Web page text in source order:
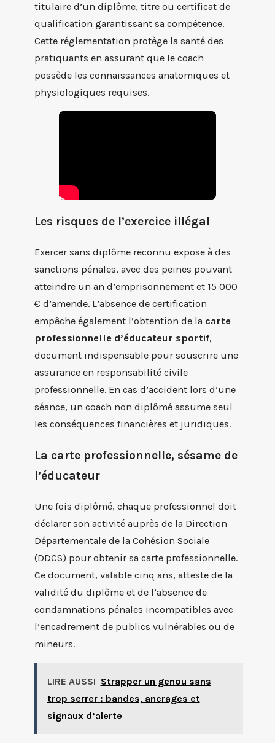
titulaire d’un diplôme, titre ou certificat de
qualification garantissant sa compétence.
Cette réglementation protège la santé des
pratiquants en assurant que le coach
possède les connaissances anatomiques et
physiologiques requises.
Les risques de l’exercice illégal
Exercer sans diplôme reconnu expose à des
sanctions pénales, avec des peines pouvant
atteindre un an d’emprisonnement et 15 000
€ d’amende. L’absence de certification
empêche également l’obtention de la carte
professionnelle d’éducateur sportif,
document indispensable pour souscrire une
assurance en responsabilité civile
professionnelle. En cas d’accident lors d’une
séance, un coach non diplômé assume seul
les conséquences financières et juridiques.
La carte professionnelle, sésame de
l’éducateur
Une fois diplômé, chaque professionnel doit
déclarer son activité auprès de la Direction
Départementale de la Cohésion Sociale
(DDCS) pour obtenir sa carte professionnelle.
Ce document, valable cinq ans, atteste de la
validité du diplôme et de l’absence de
condamnations pénales incompatibles avec
l’encadrement de publics vulnérables ou de
mineurs.
LIRE AUSSI Strapper un genou sans
trop serrer : bandes, ancrages et
signaux d’alerte